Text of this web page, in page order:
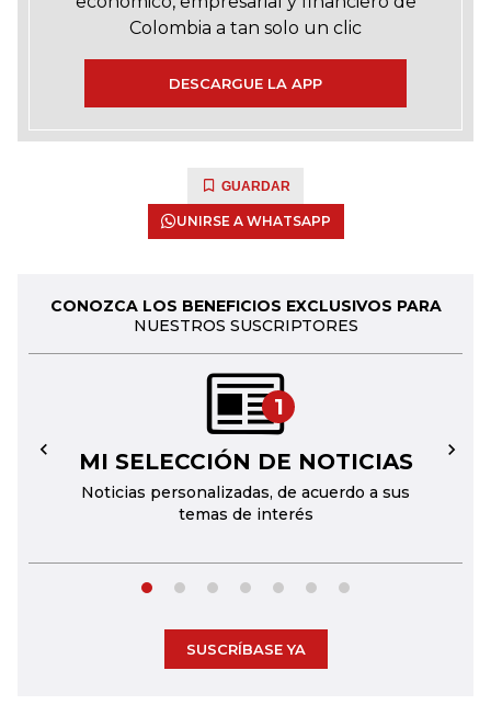
Colombia a tan solo un clic
DESCARGUE LA APP
GUARDAR
UNIRSE A WHATSAPP
CONOZCA LOS BENEFICIOS EXCLUSIVOS PARA
NUESTROS SUSCRIPTORES
1
MI SELECCIÓN DE NOTICIAS
Noticias personalizadas, de acuerdo a sus
temas de interés
← →
SUSCRÍBASE YA